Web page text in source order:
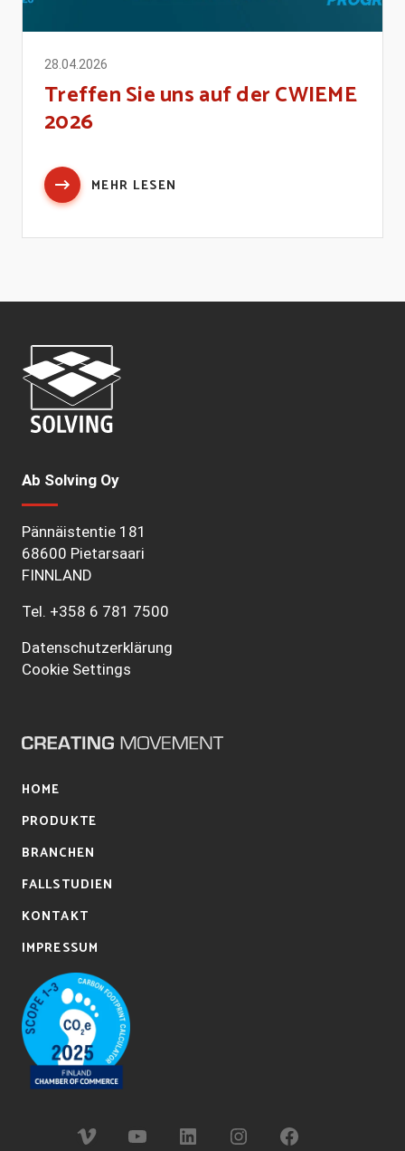
28.04.2026
Treffen Sie uns auf der CWIEME
2026
MEHR LESEN
Ab Solving Oy
Pännäistentie 181
68600 Pietarsaari
FINNLAND
Tel. +358 6 781 7500
Datenschutzerklärung
Cookie Settings
HOME
PRODUKTE
BRANCHEN
FALLSTUDIEN
KONTAKT
IMPRESSUM